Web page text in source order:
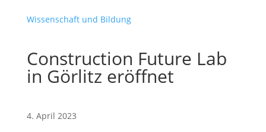
Wissenschaft und Bildung
Construction Future Lab
in Görlitz eröffnet
4. April 2023